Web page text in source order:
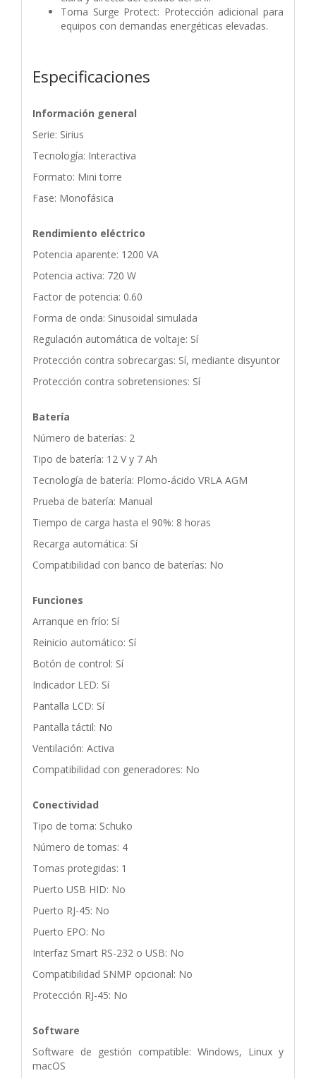
Toma Surge Protect: Protección adicional para
equipos con demandas energéticas elevadas.
Especificaciones
Información general
Serie: Sirius
Tecnología: Interactiva
Formato: Mini torre
Fase: Monofásica
Rendimiento eléctrico
Potencia aparente: 1200 VA
Potencia activa: 720 W
Factor de potencia: 0.60
Forma de onda: Sinusoidal simulada
Regulación automática de voltaje: Sí
Protección contra sobrecargas: Sí, mediante disyuntor
Protección contra sobretensiones: Sí
Batería
Número de baterías: 2
Tipo de batería: 12 V y 7 Ah
Tecnología de batería: Plomo-ácido VRLA AGM
Prueba de batería: Manual
Tiempo de carga hasta el 90%: 8 horas
Recarga automática: Sí
Compatibilidad con banco de baterías: No
Funciones
Arranque en frío: Sí
Reinicio automático: Sí
Botón de control: Sí
Indicador LED: Sí
Pantalla LCD: Sí
Pantalla táctil: No
Ventilación: Activa
Compatibilidad con generadores: No
Conectividad
Tipo de toma: Schuko
Número de tomas: 4
Tomas protegidas: 1
Puerto USB HID: No
Puerto RJ-45: No
Puerto EPO: No
Interfaz Smart RS-232 o USB: No
Compatibilidad SNMP opcional: No
Protección RJ-45: No
Software
Software de gestión compatible: Windows, Linux y
macOS